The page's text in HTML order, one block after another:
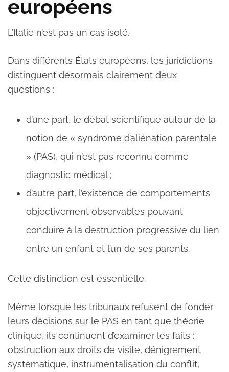
européens
L’Italie n’est pas un cas isolé.
Dans différents États européens, les juridictions
distinguent désormais clairement deux
questions :
d’une part, le débat scientifique autour de la
notion de « syndrome d’aliénation parentale
» (PAS), qui n’est pas reconnu comme
diagnostic médical ;
d’autre part, l’existence de comportements
objectivement observables pouvant
conduire à la destruction progressive du lien
entre un enfant et l’un de ses parents.
Cette distinction est essentielle.
Même lorsque les tribunaux refusent de fonder
leurs décisions sur le PAS en tant que théorie
clinique, ils continuent d’examiner les faits :
obstruction aux droits de visite, dénigrement
systématique, instrumentalisation du conflit,